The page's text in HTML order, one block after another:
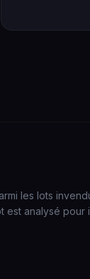
les lots
est analysé pour